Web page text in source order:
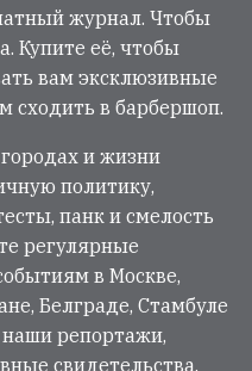
журнал. Чтобы
Купите её, чтобы
вам эксклюзивные
сходить в барбершоп.
и жизни
политику,
панк и смелость
регулярные
в Москве,
Белграде, Стамбуле
наши репортажи,
свидетельства.